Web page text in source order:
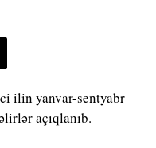
ilin yanvar-sentyabr
açıqlanıb.